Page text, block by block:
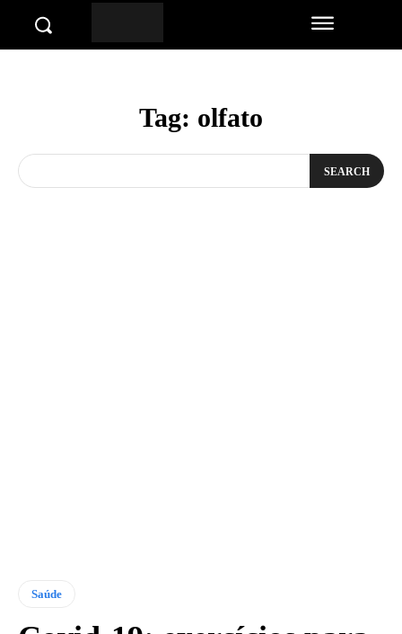
Tag: olfato
SEARCH
Saúde